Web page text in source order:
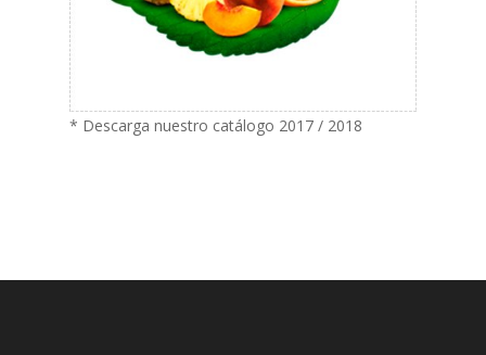
* Descarga nuestro catálogo 2017 / 2018